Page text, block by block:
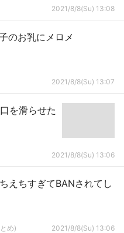
2021/8/8(Su) 13:08
のお乳にメロメ
2021/8/8(Su) 13:07
を滑らせた
2021/8/8(Su) 13:06
えちすぎてBANされてし
め) 2021/8/8(Su) 13:06